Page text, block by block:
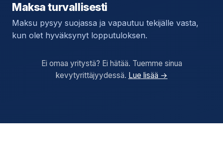
Maksa turvallisesti
Maksu pysyy suojassa ja vapautuu tekijälle vasta,
kun olet hyväksynyt lopputuloksen.
Ei omaa yritystä? Ei hätää. Tuemme sinua
kevytyrittäjyydessä. Lue lisää →